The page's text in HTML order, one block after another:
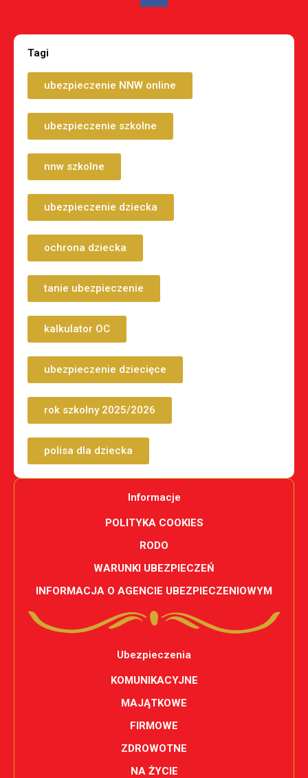
Tagi
ubezpieczenie NNW online
ubezpieczenie szkolne
nnw szkolne
ubezpieczenie dziecka
ochrona dziecka
tanie ubezpieczenie
kalkulator OC
ubezpieczenie dziecięce
rok szkolny 2025/2026
polisa dla dziecka
Informacje
POLITYKA COOKIES
RODO
WARUNKI UBEZPIECZEŃ
INFORMACJA O AGENCIE UBEZPIECZENIOWYM
Ubezpieczenia
KOMUNIKACYJNE
MAJĄTKOWE
FIRMOWE
ZDROWOTNE
NA ŻYCIE